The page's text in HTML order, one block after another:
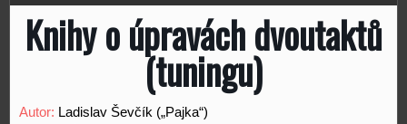
Knihy o úpravách dvoutaktů
(tuningu)
Autor: Ladislav Ševčík („Pajka“)